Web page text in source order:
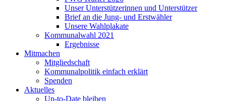
Unser Unterstützerinnen und Unterstützer
Brief an die Jung- und Erstwähler
Unsere Wahlplakate
Kommunalwahl 2021
Ergebnisse
Mitmachen
Mitgliedschaft
Kommunalpolitik einfach erklärt
Spenden
Aktuelles
Up-to-Date bleiben